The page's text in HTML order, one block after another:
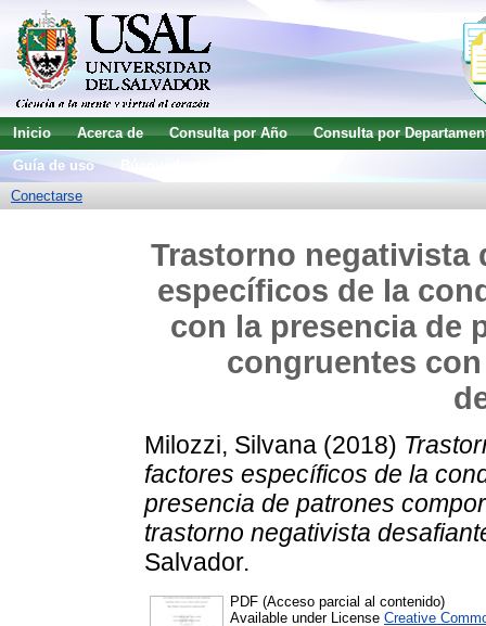
Inicio Acerca de Consulta por Año
Consulta por
Guía de uso
Conectarse
Trastorno negativista
específicos de la
con la presencia de
congruentes
Milozzi, Silvana (2018)
factores específicos de la
presencia de patrones
trastorno negativista
Salvador.
PDF (Acceso parcial al contenido)
Available under License Creative